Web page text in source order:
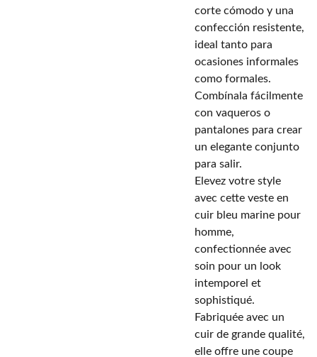
corte cómodo y una
confección resistente,
ideal tanto para
ocasiones informales
como formales.
Combínala fácilmente
con vaqueros o
pantalones para crear
un elegante conjunto
para salir.
Elevez votre style
avec cette veste en
cuir bleu marine pour
homme,
confectionnée avec
soin pour un look
intemporel et
sophistiqué.
Fabriquée avec un
cuir de grande qualité,
elle offre une coupe